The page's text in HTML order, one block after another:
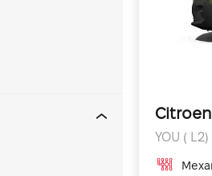
Citroen
YOU ( L2)